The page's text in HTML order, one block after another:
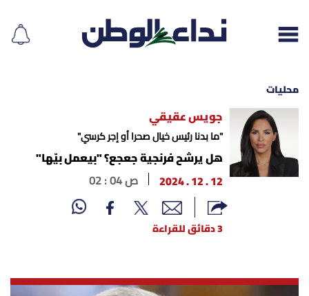
إقرأ الجريدة
لبنان
محليات
محليات
جويس عقيقي
"ما بدنا رئيس خيال صحرا أو إجر كرسي"
هل يرشح فرنجية جعجع؟ "بيعمل بيّها"
12 . 12 . 2024
02 : 04 ص
3 دقائق للقراءة